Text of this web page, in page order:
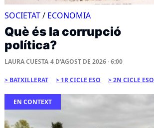
SOCIETAT/ ECONOMIA
Què és la corrupció
política?
LAURA CUESTA 4 D'AGOST DE 2026 · 6:00
BATXILLERAT 1R CICLE ESO 2N CICLE ESO
EN CONTEXT